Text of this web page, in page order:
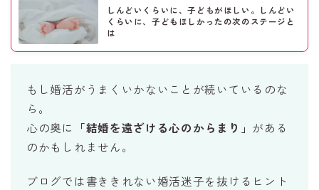
しんどいくらいに、子どもがほしい。しんどい
くらいに、子どもほしかったの次のステージと
は
もし婚活がうまくいかないことが続いているのな
ら。
心の奥に
「結婚を遠ざける心のからまり」 がある
のかもしれません。
ブログでは書ききれない婚活迷子を抜けるヒント